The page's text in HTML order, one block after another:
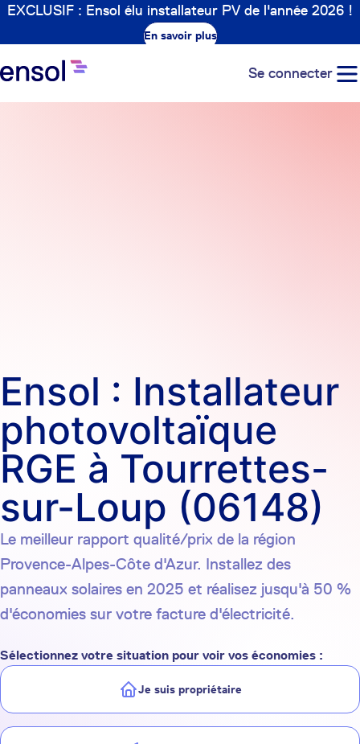
EXCLUSIF : Ensol élu installateur PV de l'année 2026 !
En savoir plus
Se connecter
Ensol : Installateur
photovoltaïque
RGE à Tourrettes-
sur-Loup (06148)
Le meilleur rapport qualité/prix de la région
Provence-Alpes-Côte d'Azur. Installez des
panneaux solaires en 2025 et réalisez jusqu'à 50 %
d'économies sur votre facture d'électricité.
Sélectionnez votre situation pour voir vos économies :
Je suis propriétaire